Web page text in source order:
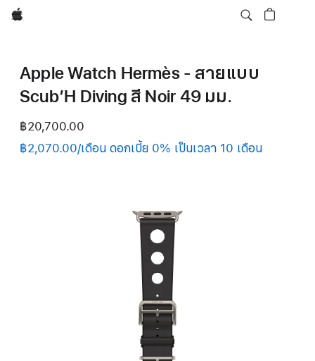
Apple
Apple Watch Hermès - สายแบบ
Scub’H Diving สี Noir 49 มม.
฿20,700.00
฿2,070.00/เดือน ดอกเบี้ย 0% เป็นเวลา 10 เดือน